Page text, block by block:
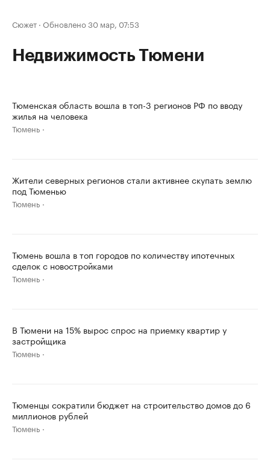
Сюжет · Обновлено 30 мар, 07:53
Недвижимость Тюмени
Тюменская область вошла в топ-3 регионов РФ по вводу
жилья на человека
Тюмень
Жители северных регионов стали активнее скупать землю
под Тюменью
Тюмень
Тюмень вошла в топ городов по количеству ипотечных
сделок с новостройками
Тюмень
В Тюмени на 15% вырос спрос на приемку квартир у
застройщика
Тюмень
Тюменцы сократили бюджет на строительство домов до 6
миллионов рублей
Тюмень